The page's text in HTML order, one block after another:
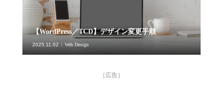
【WordPress／TCD】デザイン変更手順
2025.11.02 Web Design